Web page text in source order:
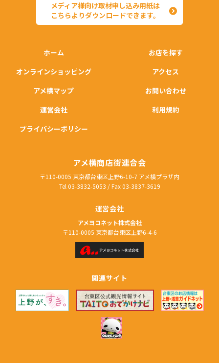
メディア様向け取材申し込み用紙は
こちらよりダウンロードできます。
ホーム
お店を探す
オンラインショッピング
アクセス
アメ横マップ
お問い合わせ
運営会社
利用規約
プライバシーポリシー
アメ横商店街連合会
〒110-0005 東京都台東区上野6-10-7 アメ横プラザ内
Tel 03-3832-5053 /Fax 03-3837-3619
運営会社
アメヨコネット株式会社
〒110-0005 東京都台東区上野6-4-6
関連サイト